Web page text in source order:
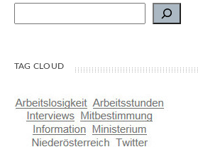
Suchen
TAG CLOUD